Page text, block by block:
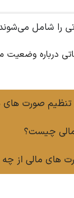
را شامل
درباره وضعیت
صورت های
چیست؟
های مالی از